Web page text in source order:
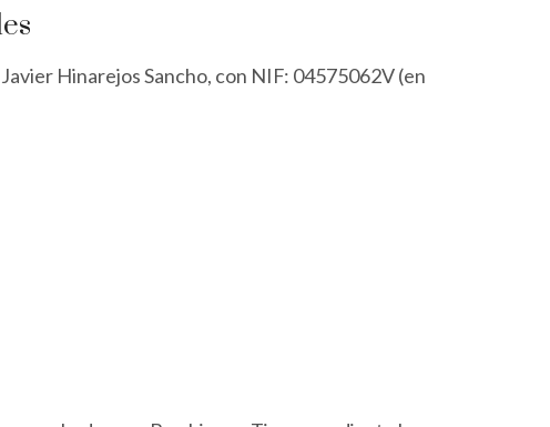
Hinarejos Sancho, con NIF: 04575062V (en